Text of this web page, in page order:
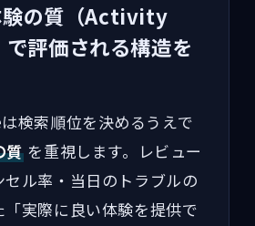
験の質（Activity
評価される構造を
検索順位を決めるうえで
質を重視します。レビュー
ル率・当日のトラブルの
実際に良い体験を提供で